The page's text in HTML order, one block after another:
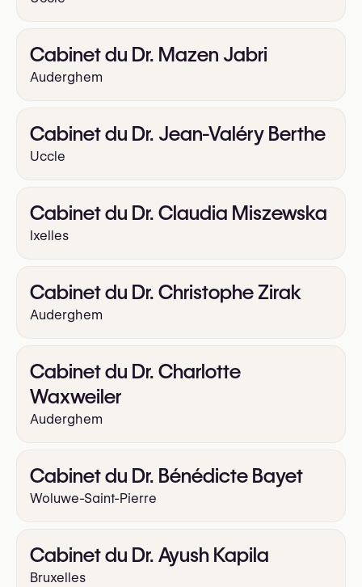
Cabinet du Dr. Mazen Jabri
Auderghem
Cabinet du Dr. Jean-Valéry Berthe
Uccle
Cabinet du Dr. Claudia Miszewska
Ixelles
Cabinet du Dr. Christophe Zirak
Auderghem
Cabinet du Dr. Charlotte
Waxweiler
Auderghem
Cabinet du Dr. Bénédicte Bayet
Woluwe-Saint-Pierre
Cabinet du Dr. Ayush Kapila
Bruxelles